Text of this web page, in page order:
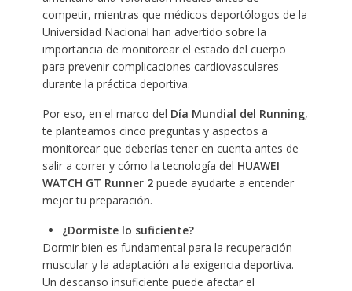
competir, mientras que médicos deportólogos de la
Universidad Nacional han advertido sobre la
importancia de monitorear el estado del cuerpo
para prevenir complicaciones cardiovasculares
durante la práctica deportiva.
Por eso, en el marco del Día Mundial del Running,
te planteamos cinco preguntas y aspectos a
monitorear que deberías tener en cuenta antes de
salir a correr y cómo la tecnología del HUAWEI
WATCH GT Runner 2puede ayudarte a entender
mejor tu preparación.
¿Dormiste lo suficiente?
Dormir bien es fundamental para la recuperación
muscular y la adaptación a la exigencia deportiva.
Un descanso insuficiente puede afectar el